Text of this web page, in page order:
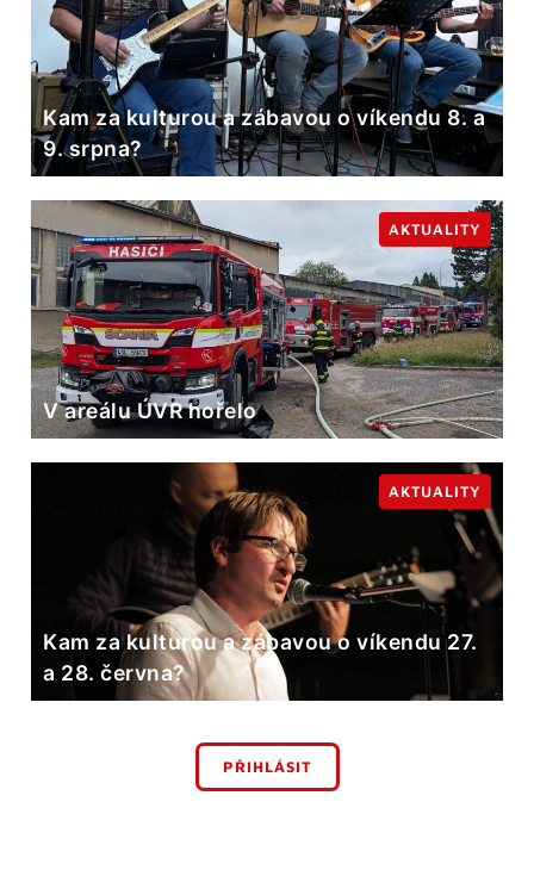
Kam za kulturou a zábavou o víkendu 8. a
9. srpna?
V areálu ÚVR hořelo
AKTUALITY
Kam za kulturou a zábavou o víkendu 27.
a 28. června?
AKTUALITY
PŘIHLÁSIT